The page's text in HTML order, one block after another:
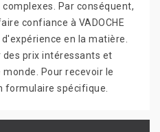
Par conséquent,
confiance à VADOCHE
en la matière.
prix intéressants et
Pour recevoir le
formulaire spécifique.